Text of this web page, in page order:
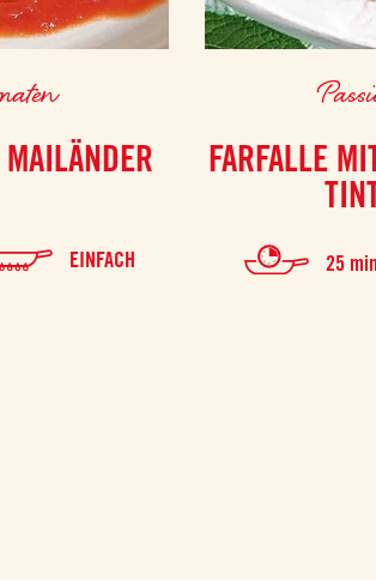
EINFACH
FARFALLE
25 min